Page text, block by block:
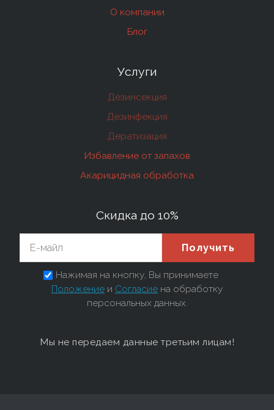
О компании
Блог
Услуги
Дезинсекция
Дезинфекция
Дератизация
Избавление от запахов
Акарицидная обработка
Скидка до 10%
Получить
Нажимая на кнопку, Вы принимаете
Положение и Согласие на обработку
персональных данных.
Мы не передаем данные третьим лицам!